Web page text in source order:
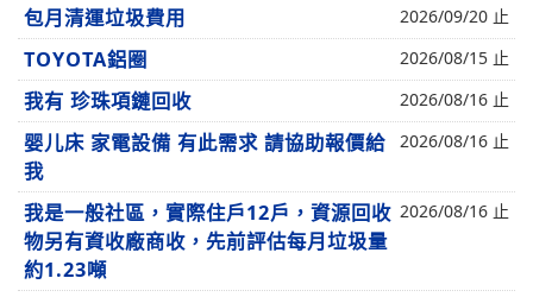
包月清運垃圾費用 2026/09/20 止
TOYOTA鋁圈 2026/08/15 止
我有 珍珠項鏈回收 2026/08/16 止
婴儿床 家電設備 有此需求 請協助報價給
我
2026/08/16 止
我是一般社區，實際住戶12戶，資源回收
物另有資收廠商收，先前評估每月垃圾量
約1.23噸
2026/08/16 止